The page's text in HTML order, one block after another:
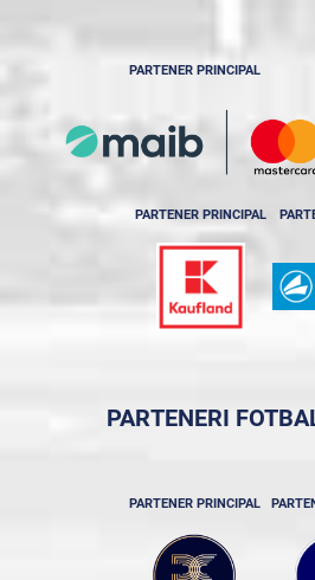
PARTENER PRINCIPAL
PARTENER PRINCIPAL
PARTENERI
PARTENER PRINCIPAL